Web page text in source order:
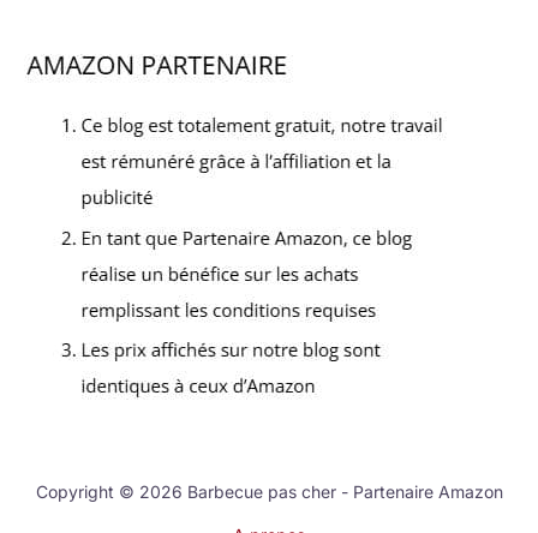
Copyright © 2026 Barbecue pas cher - Partenaire Amazon